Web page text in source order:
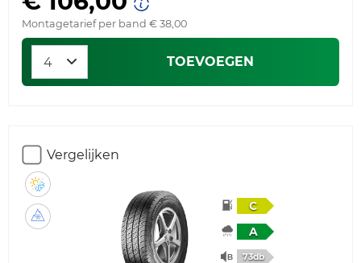
Montagetarief per band € 38,00
TOEVOEGEN
Vergelijken
C
A
73db